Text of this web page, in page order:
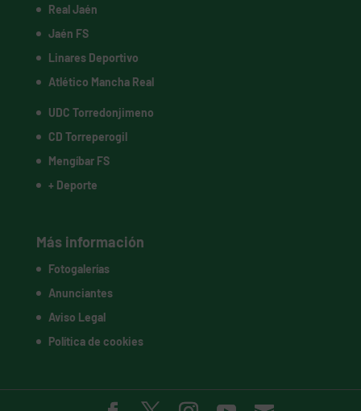
Real Jaén
Jaén FS
Linares Deportivo
Atlético Mancha Real
UDC Torredonjimeno
CD Torreperogil
Mengíbar FS
+ Deporte
Más información
Fotogalerías
Anunciantes
Aviso Legal
Política de cookies